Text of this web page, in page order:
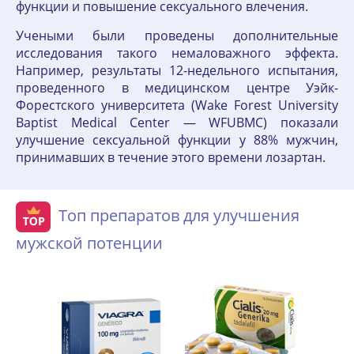
функции и повышение сексуального влечения.
Учеными были проведены дополнительные
исследования такого немаловажного эффекта.
Например, результаты 12-недельного испытания,
проведенного в медицинском центре Уэйк-
Форестского университета (Wake Forest University
Baptist Medical Center — WFUBMC) показали
улучшение сексуальной функции у 88% мужчин,
принимавших в течение этого времени лозартан.
Топ препаратов для улучшения
мужской потенции